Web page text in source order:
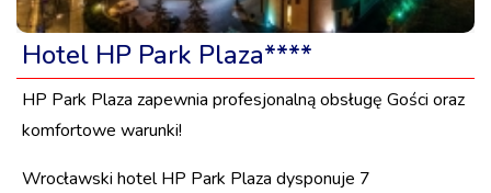
Hotel HP Park Plaza****
HP Park Plaza zapewnia profesjonalną obsługę Gości oraz
komfortowe warunki!
Wrocławski hotel HP Park Plaza dysponuje 7